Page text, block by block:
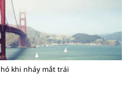
khi nháy mắt trái